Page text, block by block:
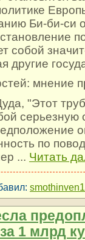
Би-би-си
собой
другие
мнение
"Этот
серьезную
по
... Читать
1 млрд